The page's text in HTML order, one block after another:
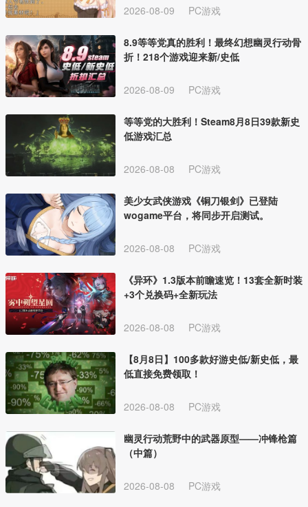
2026-08-09 PC游戏
8.9等等党真的胜利！最终幻想幽灵行动骨
折！218个游戏迎来新/史低
2026-08-09 PC游戏
等等党的大胜利！Steam8月8日39款新史
低游戏汇总
2026-08-08 PC游戏
美少女武侠游戏《铜刀银剑》已登陆
wogame平台，将同步开启测试。
2026-08-08 PC游戏
《异环》1.3版本前瞻速览！13套全新时装
+3个兑换码+全新玩法
2026-08-08 PC游戏
【8月8日】100多款好游史低/新史低，最
低直接免费领取！
2026-08-08 PC游戏
幽灵行动荒野中的武器原型——冲锋枪篇
（中篇）
2026-08-08 PC游戏